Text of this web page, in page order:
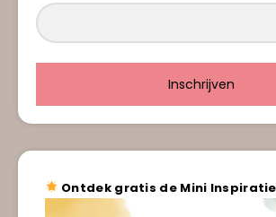
Inschrijven
Ontdek gratis de Mini